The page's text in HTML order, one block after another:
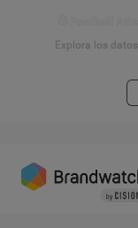
Explora los